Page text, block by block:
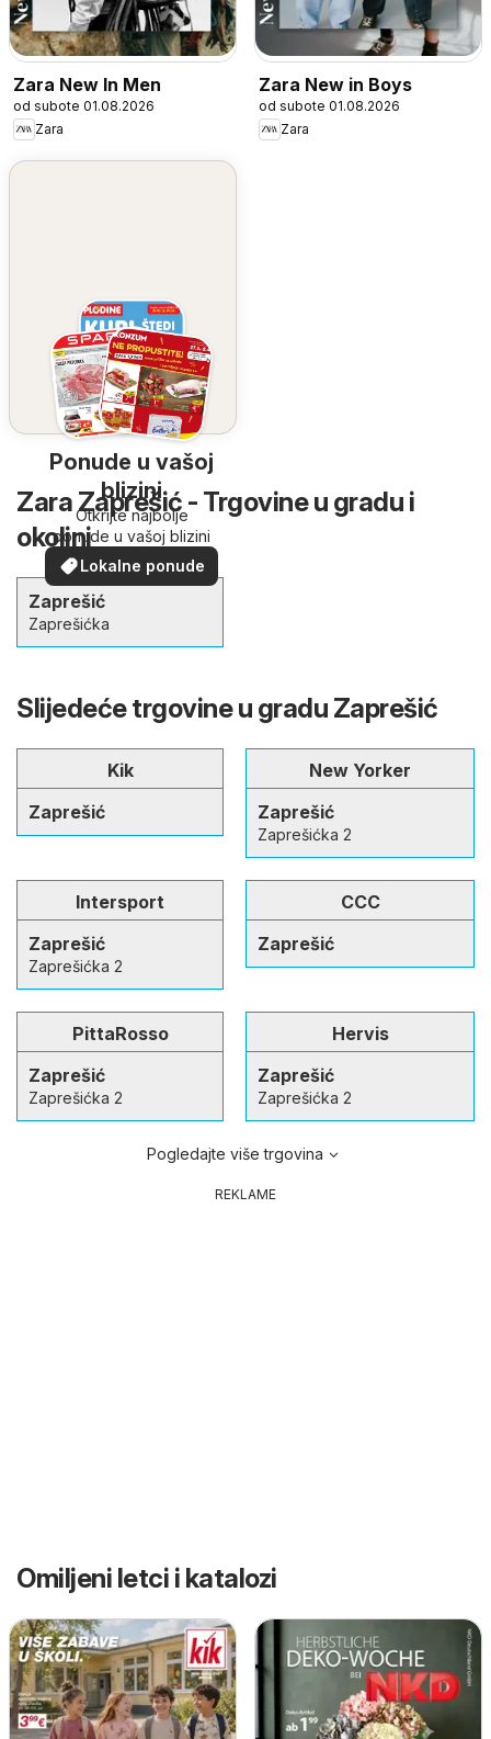
Zara New In Men
od subote 01.08.2026
Zara
Zara New in Boys
od subote 01.08.2026
Zara
Ponude u vašoj
blizini
Otkrijte najbolje
ponude u vašoj blizini
Lokalne ponude
Zara Zaprešić - Trgovine u gradu i
okolini
Zaprešić
Zaprešićka
Slijedeće trgovine u gradu Zaprešić
Kik
Zaprešić
New Yorker
Zaprešić
Zaprešićka 2
Intersport
Zaprešić
Zaprešićka 2
CCC
Zaprešić
PittaRosso
Zaprešić
Zaprešićka 2
Hervis
Zaprešić
Zaprešićka 2
Pogledajte više trgovina
REKLAME
Omiljeni letci i katalozi